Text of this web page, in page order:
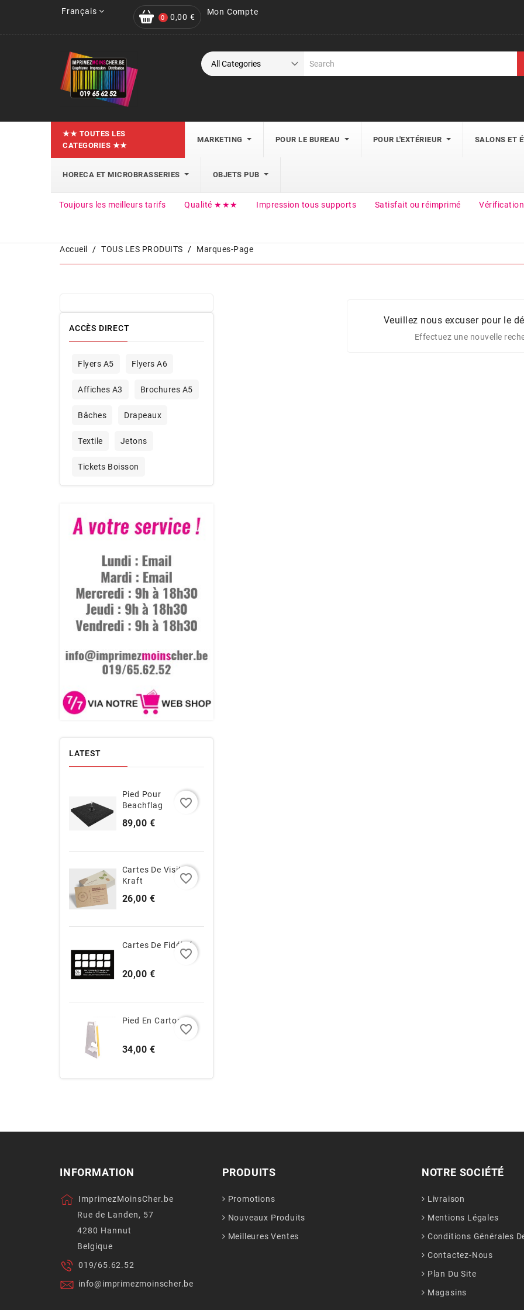
Français Mon Compte
0 0,00 €
★★ TOUTES LES
CATEGORIES ★★
MARKETING POUR LE BUREAU POUR L'EXTÉRIEUR SALONS ET
HORECA ET MICROBRASSERIES OBJETS PUB
Toujours les meilleurs tarifs Qualité ★★★ Impression tous supports Satisfait ou réimprimé
Accueil TOUS LES PRODUITS Marques-Page
ACCÈS DIRECT
Flyers A5 Flyers A6
Affiches A3 Brochures A5
Bâches Drapeaux
Textile Jetons
Tickets Boisson
LATEST
Pied Pour
Beachflag
89,00 €Prix
favorite_border
Cartes De Visite
Kraft
26,00 €Prix
favorite_border
Cartes De Fidélité
20,00 €Prix
favorite_border
Pied En Carton
34,00 €Prix
favorite_border
Veuillez nous excuser pour le
Effectuez une nouvelle
INFORMATION
ImprimezMoinsCher.be
Rue de Landen, 57
4280 Hannut
Belgique
019/65.62.52
info@imprimezmoinscher.be
PRODUITS
Promotions
Nouveaux Produits
Meilleures Ventes
NOTRE SOCIÉTÉ
Livraison
Mentions Légales
Conditions Générales
Contactez-Nous
Plan Du Site
Magasins